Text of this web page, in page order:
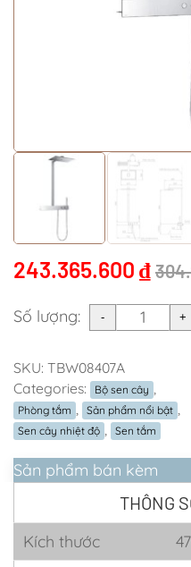
243.365.600 ₫
Số lượng:
SKU: TBW08407A
Categories:
Bộ sen cây
Phòng tắm Sản phẩm nổi bật
Sen cây nhiệt độ Sen tắm
Sản phẩm bán kèm
THÔNG
Kích thước